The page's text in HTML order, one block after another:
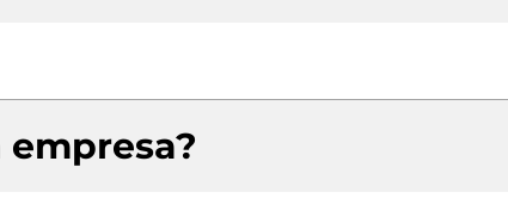
empresa?